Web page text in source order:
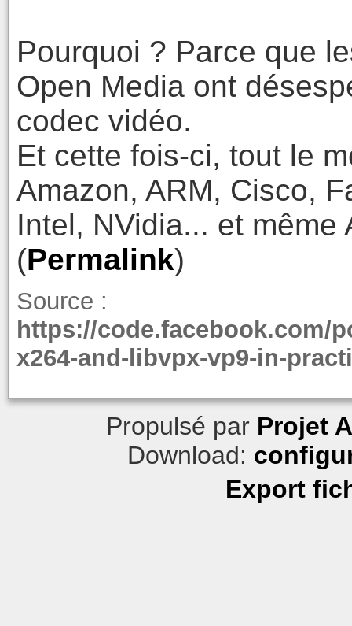
Pourquoi ? Parce que
Open Media ont
codec vidéo.
Et cette fois-ci, tout le
Amazon, ARM, Cisco,
Intel, NVidia... et même
(Permalink)
Source :
https://code.facebook.com/
x264-and-libvpx-vp9-in-
Propulsé par Projet
Download:
Export